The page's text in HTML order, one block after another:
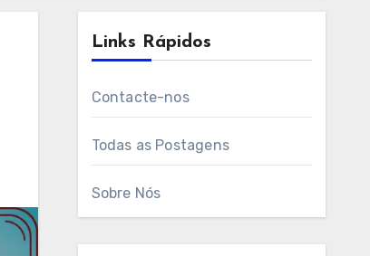
Links Rápidos
Contacte-nos
Todas as Postagens
Sobre Nós